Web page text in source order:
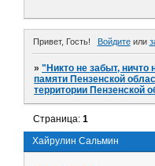
Привет, Гость! Войдитеили
»"Никто не забыт, ничто
памяти Пензенской
территории Пензенской
Хайрулин Сальмин
Страница:1